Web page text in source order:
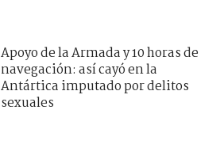
Apoyo de la Armada y 10 horas de
navegación: así cayó en la
Antártica imputado por delitos
sexuales